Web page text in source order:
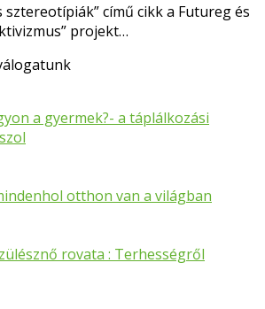
sztereotípiák” című cikk a Futureg és
projekt…
a gyermek?- a táplálkozási
otthon van a világban
rovata : Terhességről